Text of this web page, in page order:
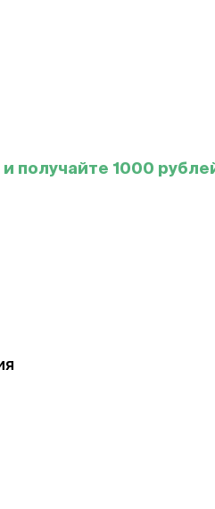
и получайте 1000